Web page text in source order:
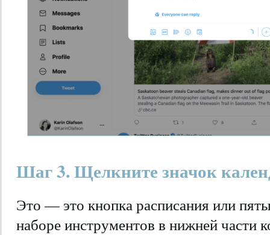
Шаг 3. Щелкните значок
Это — это кнопка расписания или
наборе инструментов в нижней части